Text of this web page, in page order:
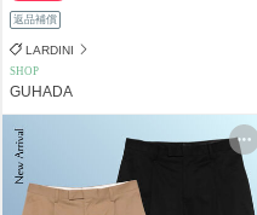
返品補償
LARDINI
SHOP
GUHADA